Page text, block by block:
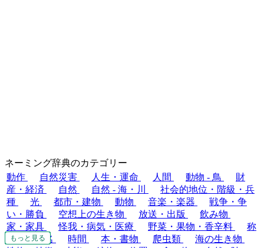
もっと見る
もっと見る
もっと見る
もっと見る
もっと見る
もっと見る
もっと見る
もっと見る
もっと見る
もっと見る
もっと見る
もっと見る
もっと見る
もっと見る
もっと見る
もっと見る
もっと見る
もっと見る
もっと見る
もっと見る
もっと見る
もっと見る
もっと見る
もっと見る
もっと見る
もっと見る
もっと見る
もっと見る
もっと見る
もっと見る
ネーミング辞典のカテゴリー
動作
自然災害 人生・運命 人間 動物 - 鳥
財
産・経済
自然 自然 - 海・川
社会的地位・階級・兵
種
光 都市・建物 動物 音楽・楽器
戦争・争
い・勝負
空想上の生き物 放送・出版
飲み物
家・家具
怪我・病気・医療 野菜・果物・香辛料
称
号・呼び名
時間 本・書物 爬虫類
海の生き物